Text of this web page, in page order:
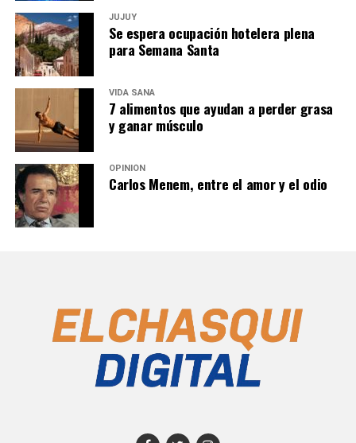
JUJUY
Se espera ocupación hotelera plena
para Semana Santa
VIDA SANA
7 alimentos que ayudan a perder grasa
y ganar músculo
OPINIÓN
Carlos Menem, entre el amor y el odio